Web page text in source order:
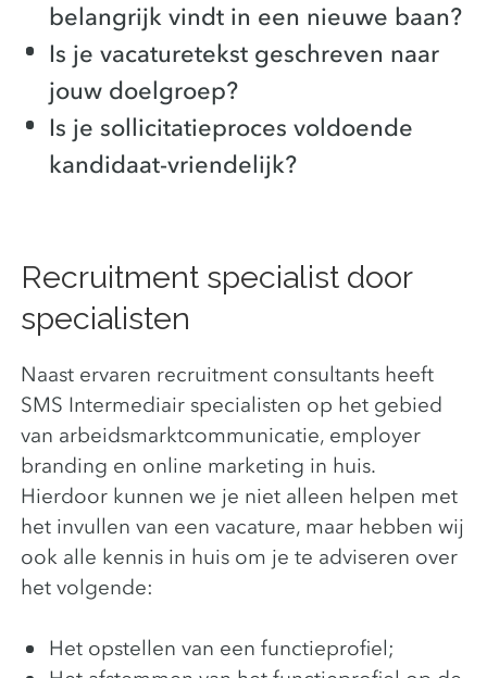
belangrijk vindt in een nieuwe baan?
Is je vacaturetekst geschreven naar
jouw doelgroep?
Is je sollicitatieproces voldoende
kandidaat-vriendelijk?
Recruitment specialist door
specialisten
Naast ervaren recruitment consultants heeft
SMS Intermediair specialisten op het gebied
van arbeidsmarktcommunicatie, employer
branding en online marketing in huis.
Hierdoor kunnen we je niet alleen helpen met
het invullen van een vacature, maar hebben wij
ook alle kennis in huis om je te adviseren over
het volgende:
Het opstellen van een functieprofiel;